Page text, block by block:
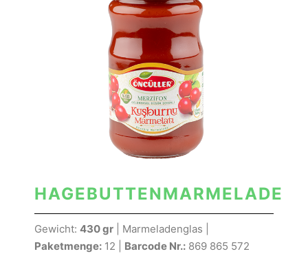
HAGEBUTTENMARMELADE
Gewicht: 430 gr | Marmeladenglas |
Paketmenge: 12 | Barcode Nr.: 869 865 572